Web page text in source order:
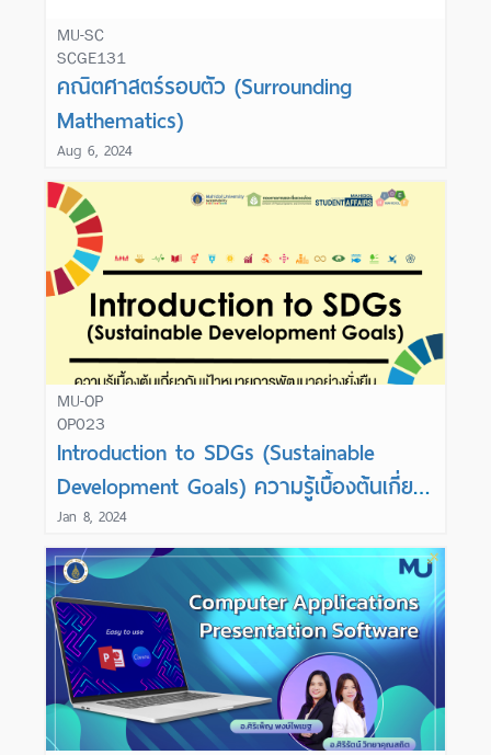
MU-SC
SCGE131
คณิตศาสตร์รอบตัว (Surrounding
Mathematics)
Aug 6, 2024
Learn More
MU-OP
OP023
Introduction to SDGs (Sustainable
Development Goals) ความรู้เบื้องต้นเกี่ยว
กับเป้าหมายการพัฒนาอย่างยั่งยืน
Jan 8, 2024
Learn More